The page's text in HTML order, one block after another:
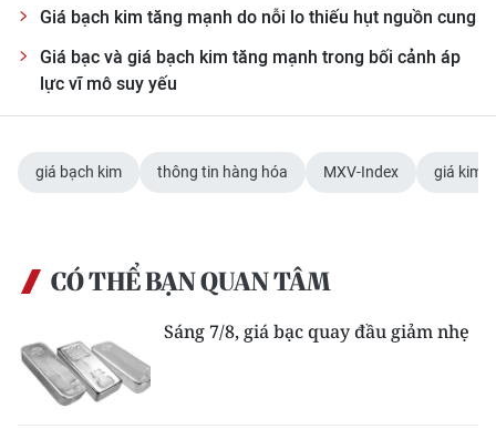
Giá bạch kim tăng mạnh do nỗi lo thiếu hụt nguồn cung
Giá bạc và giá bạch kim tăng mạnh trong bối cảnh áp
lực vĩ mô suy yếu
giá bạch kim thông tin hàng hóa MXV-Index giá kim
CÓ THỂ BẠN QUAN TÂM
Sáng 7/8, giá bạc quay đầu giảm nhẹ